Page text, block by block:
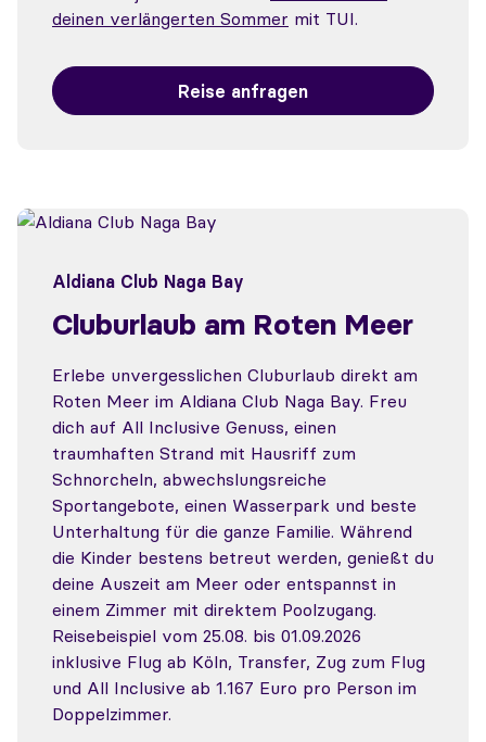
deinen verlängerten Sommer mit TUI.
Reise anfragen
Aldiana Club Naga Bay
Cluburlaub am Roten Meer
Erlebe unvergesslichen Cluburlaub direkt am
Roten Meer im Aldiana Club Naga Bay. Freu
dich auf All Inclusive Genuss, einen
traumhaften Strand mit Hausriff zum
Schnorcheln, abwechslungsreiche
Sportangebote, einen Wasserpark und beste
Unterhaltung für die ganze Familie. Während
die Kinder bestens betreut werden, genießt du
deine Auszeit am Meer oder entspannst in
einem Zimmer mit direktem Poolzugang.
Reisebeispiel vom 25.08. bis 01.09.2026
inklusive Flug ab Köln, Transfer, Zug zum Flug
und All Inclusive ab 1.167 Euro pro Person im
Doppelzimmer.